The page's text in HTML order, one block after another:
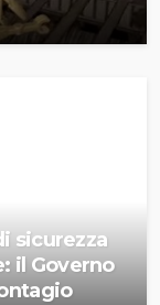
sicurezza
il Governo